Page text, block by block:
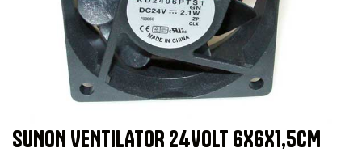
SUNON VENTILATOR 24VOLT 6X6X1,5CM